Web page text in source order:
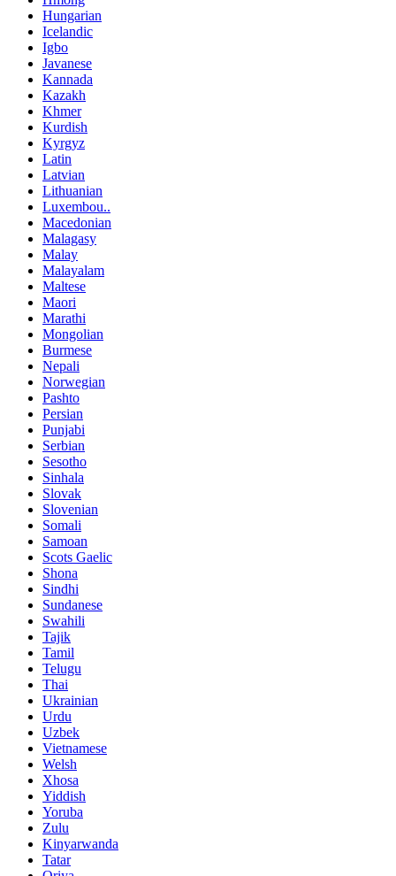
Hungarian
Icelandic
Igbo
Javanese
Kannada
Kazakh
Khmer
Kurdish
Kyrgyz
Latin
Latvian
Lithuanian
Luxembou..
Macedonian
Malagasy
Malay
Malayalam
Maltese
Maori
Marathi
Mongolian
Burmese
Nepali
Norwegian
Pashto
Persian
Punjabi
Serbian
Sesotho
Sinhala
Slovak
Slovenian
Somali
Samoan
Scots Gaelic
Shona
Sindhi
Sundanese
Swahili
Tajik
Tamil
Telugu
Thai
Ukrainian
Urdu
Uzbek
Vietnamese
Welsh
Xhosa
Yiddish
Yoruba
Zulu
Kinyarwanda
Tatar